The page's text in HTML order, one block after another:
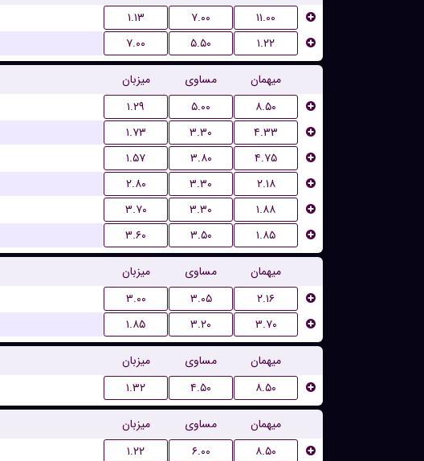
۱.۱۳ ۷.۰۰
۱۱.۰۰
۷.۰۰ ۵.۵۰ ۱.۲۲
میزبان مساوی
میهمان
۱.۲۹ ۵.۰۰
۸.۵۰
۱.۷۳ ۳.۳۰
۴.۳۳
۱.۵۷ ۳.۸۰
۴.۷۵
۲.۸۰ ۳.۳۰
۲.۱۸
۳.۷۰ ۳.۳۰
۱.۸۸
۳.۶۰ ۳.۵۰ ۱.۸۵
میزبان مساوی
میهمان
۳.۰۰ ۳.۰۵
۲.۱۶
۱.۸۵ ۳.۲۰ ۳.۷۰
میزبان مساوی
میهمان
۱.۳۲ ۴.۵۰ ۸.۵۰
میزبان مساوی
میهمان
۱.۲۲ ۶.۰۰ ۸.۵۰